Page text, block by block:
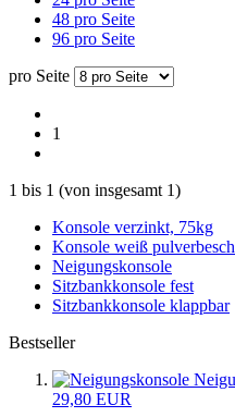
48 pro Seite
96 pro Seite
pro Seite
1
1 bis 1 (von insgesamt 1)
Konsole verzinkt, 75kg
Konsole weiß
Neigungskonsole
Sitzbankkonsole fest
Sitzbankkonsole klappbar
Bestseller
29,80 EUR